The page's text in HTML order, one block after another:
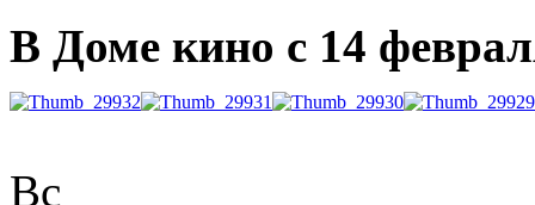
В Доме кино с 14
Вс